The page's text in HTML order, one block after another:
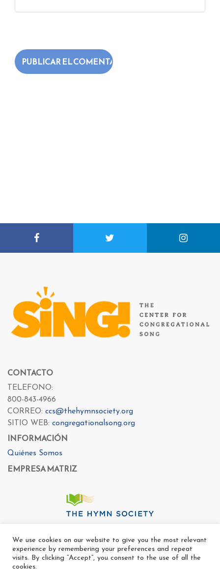
CONTACTO
TELEFONO:
800-843-4966
CORREO: ccs@thehymnsociety.org
SITIO WEB: congregationalsong.org
INFORMACIÓN
Quiénes Somos
EMPRESA MATRIZ
We use cookies on our website to give you the most relevant
experience by remembering your preferences and repeat
visits. By clicking “Accept”, you consent to the use of all the
cookies.